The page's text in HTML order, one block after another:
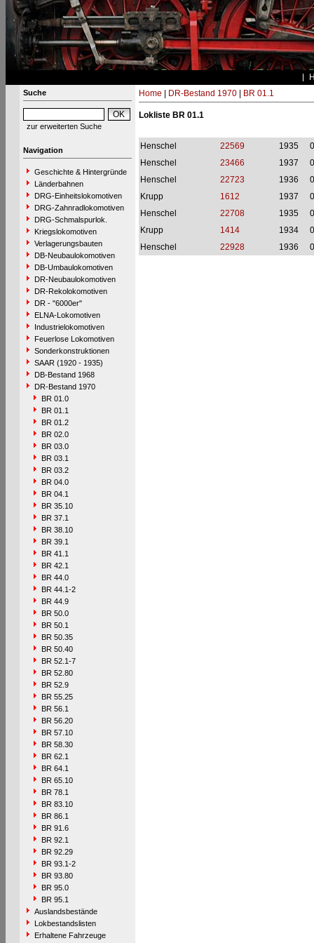
Suche
zur erweiterten Suche
Navigation
Geschichte & Hintergründe
Länderbahnen
DRG-Einheitslokomotiven
DRG-Zahnradlokomotiven
DRG-Schmalspurlok.
Kriegslokomotiven
Verlagerungsbauten
DB-Neubaulokomotiven
DB-Umbaulokomotiven
DR-Neubaulokomotiven
DR-Rekolokomotiven
DR - "6000er"
ELNA-Lokomotiven
Industrielokomotiven
Feuerlose Lokomotiven
Sonderkonstruktionen
SAAR (1920 - 1935)
DB-Bestand 1968
DR-Bestand 1970
BR 01.0
BR 01.1
BR 01.2
BR 02.0
BR 03.0
BR 03.1
BR 03.2
BR 04.0
BR 04.1
BR 35.10
BR 37.1
BR 38.10
BR 39.1
BR 41.1
BR 42.1
BR 44.0
BR 44.1-2
BR 44.9
BR 50.0
BR 50.1
BR 50.35
BR 50.40
BR 52.1-7
BR 52.80
BR 52.9
BR 55.25
BR 56.1
BR 56.20
BR 57.10
BR 58.30
BR 62.1
BR 64.1
BR 65.10
BR 78.1
BR 83.10
BR 86.1
BR 91.6
BR 92.1
BR 92.29
BR 93.1-2
BR 93.80
BR 95.0
BR 95.1
Auslandsbestände
Lokbestandslisten
Erhaltene Fahrzeuge
Home DR-Bestand 1970| BR 01.1
Lokliste BR 01.1
Henschel 22569 1935
Henschel
23466 1937
Henschel
22723 1936
Krupp
1612 1937
Henschel
22708 1935
Krupp
1414 1934
Henschel
22928 1936